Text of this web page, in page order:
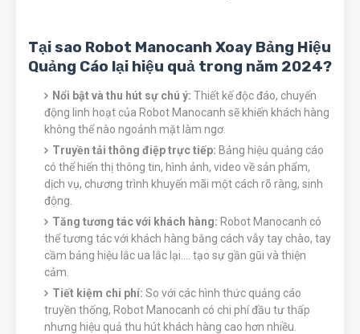
Tại sao Robot Manocanh Xoay Bảng Hiệu
Quảng Cáo lại hiệu quả trong năm 2024?
Nổi bật và thu hút sự chú ý: Thiết kế độc đáo, chuyển
động linh hoạt của Robot Manocanh sẽ khiến khách hàng
không thể nào ngoảnh mặt làm ngơ.
Truyền tải thông điệp trực tiếp: Bảng hiệu quảng cáo
có thể hiển thị thông tin, hình ảnh, video về sản phẩm,
dịch vụ, chương trình khuyến mãi một cách rõ ràng, sinh
động.
Tăng tương tác với khách hàng: Robot Manocanh có
thể tương tác với khách hàng bằng cách vẫy tay chào, tay
cầm bảng hiệu lắc ua lắc lại.... tạo sự gần gũi và thiện
cảm.
Tiết kiệm chi phí: So với các hình thức quảng cáo
truyền thống, Robot Manocanh có chi phí đầu tư thấp
nhưng hiệu quả thu hút khách hàng cao hơn nhiều.